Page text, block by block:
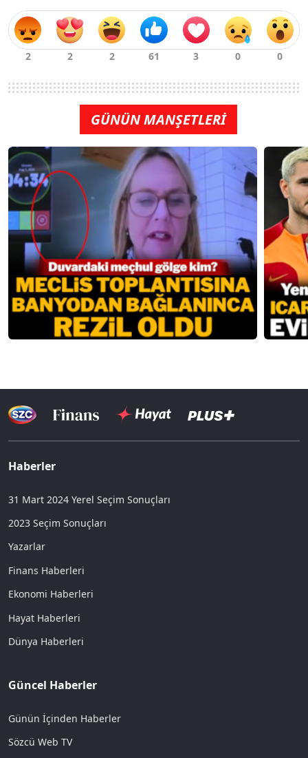
GÜNÜN MANŞETLERİ
Haberler
31 Mart 2024 Yerel Seçim Sonuçları
2023 Seçim Sonuçları
Yazarlar
Finans Haberleri
Ekonomi Haberleri
Hayat Haberleri
Dünya Haberleri
Güncel Haberler
Günün İçinden Haberler
Sözcü Web TV